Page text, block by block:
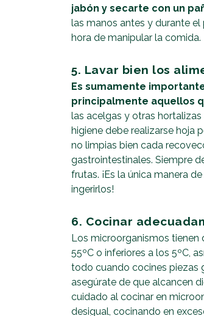
jabón y secarte con un
las manos antes y durante
hora de manipular la comida.
5. Lavar bien los
Es sumamente
principalmente aquellos
las acelgas y otras
higiene debe realizarse hoja
no limpias bien cada
gastrointestinales. Siempre
frutas. ¡Es la única manera
ingerirlos!
6. Cocinar
Los microorganismos tienen
55ºC o inferiores a los 5ºC,
todo cuando cocines piezas
asegúrate de que alcancen
cuidado al cocinar en
desigual, cocinando en